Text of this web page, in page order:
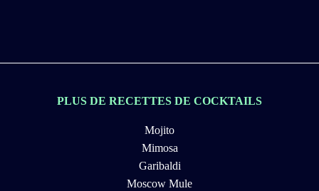
PLUS DE RECETTES DE COCKTAILS
Mojito
Mimosa
Garibaldi
Moscow Mule